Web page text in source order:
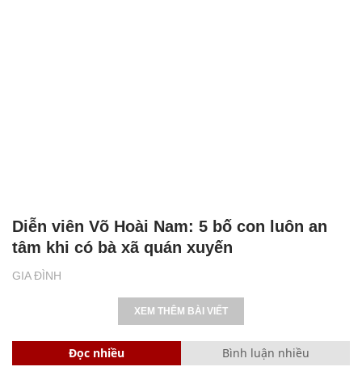
GIA ĐÌNH
Diễn viên Võ Hoài Nam: 5 bố con luôn an
tâm khi có bà xã quán xuyến
XEM THÊM BÀI VIẾT
Đọc nhiều Bình luận nhiều